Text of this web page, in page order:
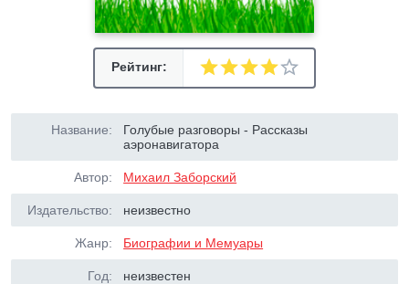
Рейтинг:
Название:
Голубые разговоры - Рассказы
аэронавигатора
Автор: Михаил Заборский
Издательство: неизвестно
Жанр: Биографии и Мемуары
Год: неизвестен